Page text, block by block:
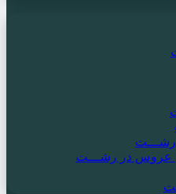
عروس در رشـــت